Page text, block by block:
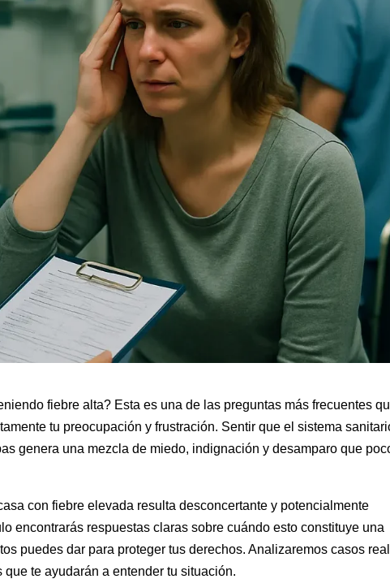
fiebre alta? Esta es una de las preguntas más frecuentes
tu preocupación y frustración. Sentir que el sistema
genera una mezcla de miedo, indignación y desamparo que
con fiebre elevada resulta desconcertante y potencialmente
encontrarás respuestas claras sobre cuándo esto constituye una
puedes dar para proteger tus derechos. Analizaremos casos
te ayudarán a entender tu situación.